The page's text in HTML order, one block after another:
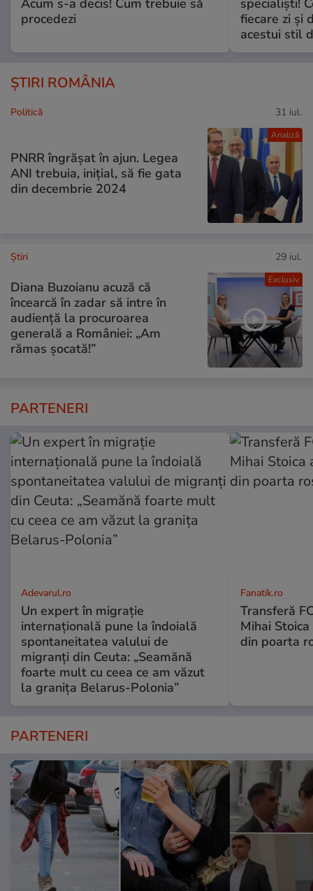
Acum s-a decis! Cum trebuie să
procedezi
specialiști!
fiecare zi și
acestui stil
ȘTIRI ROMÂNIA
Analiză
Politică 31 iul.
PNRR îngrășat în ajun. Legea
ANI trebuia, inițial, să fie gata
din decembrie 2024
Exclusiv
Ştiri 29 iul.
Diana Buzoianu acuză că
încearcă în zadar să intre în
audiență la procuroarea
generală a României: „Am
rămas șocată!”
PARTENERI
Adevarul.ro
Un expert în migrație
internațională pune la îndoială
spontaneitatea valului de
migranți din Ceuta: „Seamănă
foarte mult cu ceea ce am văzut
la granița Belarus-Polonia”
Fanatik.ro
Transferă
Mihai
din poarta
PARTENERI